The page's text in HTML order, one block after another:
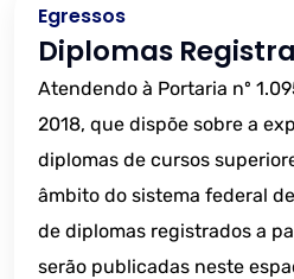
Egressos
Diplomas
Atendendo à Portaria nº
2018, que dispõe sobre a
diplomas de cursos
âmbito do sistema federal
de diplomas registrados a
serão publicadas neste